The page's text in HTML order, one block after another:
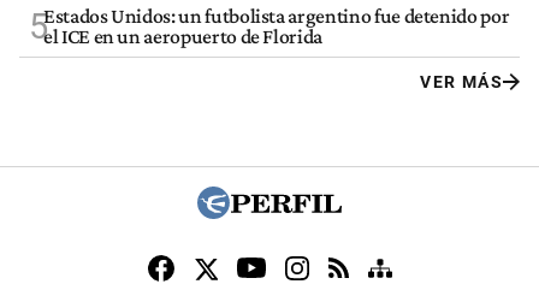
5Estados Unidos: un futbolista argentino fue detenido por
el ICE en un aeropuerto de Florida
VER MÁS